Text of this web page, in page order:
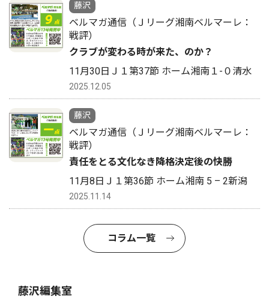
藤沢
ベルマガ通信（Ｊリーグ湘南ベルマーレ：
戦評）
クラブが変わる時が来た、のか？
11月30日Ｊ１第37節 ホーム湘南１-０清水
2025.12.05
藤沢
ベルマガ通信（Ｊリーグ湘南ベルマーレ：
戦評）
責任をとる文化なき降格決定後の快勝
11月8日Ｊ１第36節 ホーム湘南 5 – 2新潟
2025.11.14
コラム一覧
藤沢編集室